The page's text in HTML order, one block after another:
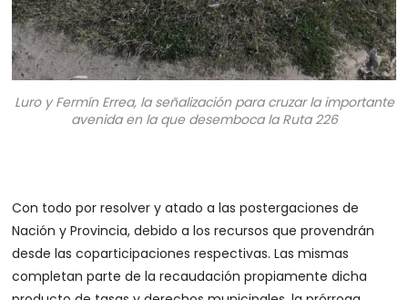
Luro y Fermín Errea, la señalización para cruzar la importante
avenida en la que desemboca la Ruta 226
Con todo por resolver y atado a las postergaciones de
Nación y Provincia, debido a los recursos que provendrán
desde las coparticipaciones respectivas. Las mismas
completan parte de la recaudación propiamente dicha